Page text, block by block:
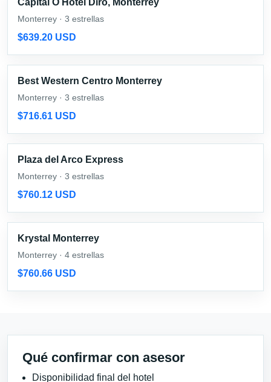
Capital O Hotel Diro, Monterrey
Monterrey · 3 estrellas
$639.20 USD
Best Western Centro Monterrey
Monterrey · 3 estrellas
$716.61 USD
Plaza del Arco Express
Monterrey · 3 estrellas
$760.12 USD
Krystal Monterrey
Monterrey · 4 estrellas
$760.66 USD
Qué confirmar con asesor
Disponibilidad final del hotel